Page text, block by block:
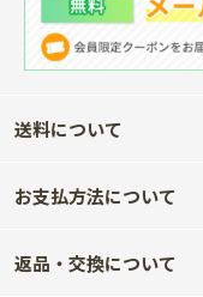
送料について
お支払方法について
返品・交換について